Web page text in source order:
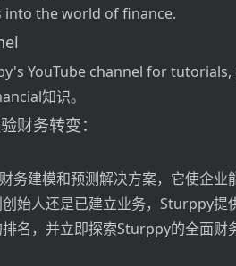
into the world of finance.
YouTube channel for
知识。
财务转变：
务建模和预测解决方案，它使企业
始人还是已建立业务，Sturppy提
名，并立即探索Sturppy的全面财